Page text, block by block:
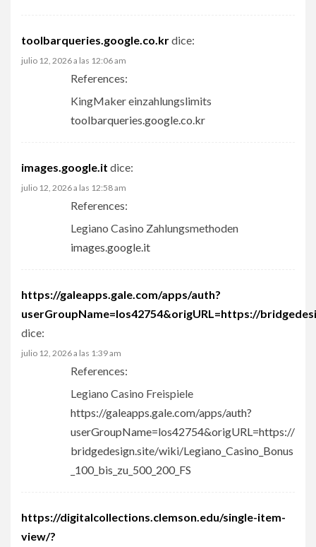
toolbarqueries.google.co.krdice:
julio 12, 2026 a las 12:06 am
References:
KingMaker einzahlungslimits
toolbarqueries.google.co.kr
images.google.it dice:
julio 12, 2026 a las 12:58 am
References:
Legiano Casino Zahlungsmethoden
images.google.it
https://galeapps.gale.com/apps/auth?
userGroupName=los42754&origURL=https://
dice:
julio 12, 2026 a las 1:39 am
References:
Legiano Casino Freispiele
https://galeapps.gale.com/apps/auth?
userGroupName=los42754&origURL=https://
bridgedesign.site/wiki/Legiano_Casino_Bonus
_100_bis_zu_500_200_FS
https://digitalcollections.clemson.edu/single-item-
view/?